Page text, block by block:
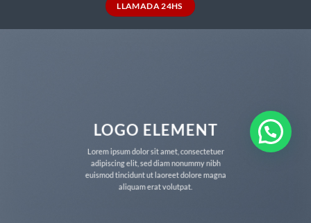
LLAMADA 24HS
LOGO ELEMENT
Lorem ipsum dolor sit amet, consectetuer
adipiscing elit, sed diam nonummy nibh
euismod tincidunt ut laoreet dolore magna
aliquam erat volutpat.